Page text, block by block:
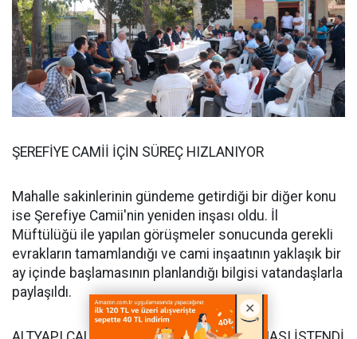
ŞEREFİYE CAMİİ İÇİN SÜREÇ HIZLANIYOR
Mahalle sakinlerinin gündeme getirdiği bir diğer konu
ise Şerefiye Camii'nin yeniden inşası oldu. İl
Müftülüğü ile yapılan görüşmeler sonucunda gerekli
evrakların tamamlandığı ve cami inşaatının yaklaşık bir
ay içinde başlamasının planlandığı bilgisi vatandaşlarla
paylaşıldı.